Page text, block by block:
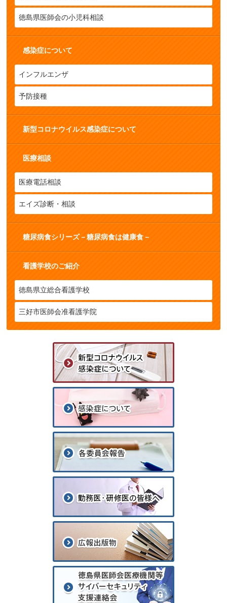
徳島県医師会の小児科相談
感染症について
インフルエンザ
予防接種
新型コロナウイルス感染症について
医療相談
医療電話相談
エイズ診断・相談
糖尿病食シリーズ－糖尿病食は健康食－
看護学校のご紹介
徳島県立総合看護学校
三好市医師会准看護学院